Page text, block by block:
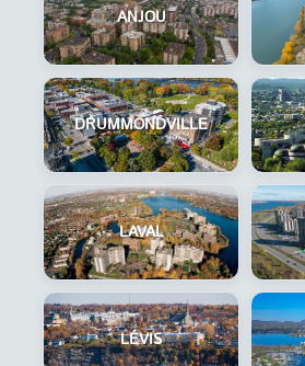
ANJOU
DRUMMONDVILLE
LAVAL
LÉVIS